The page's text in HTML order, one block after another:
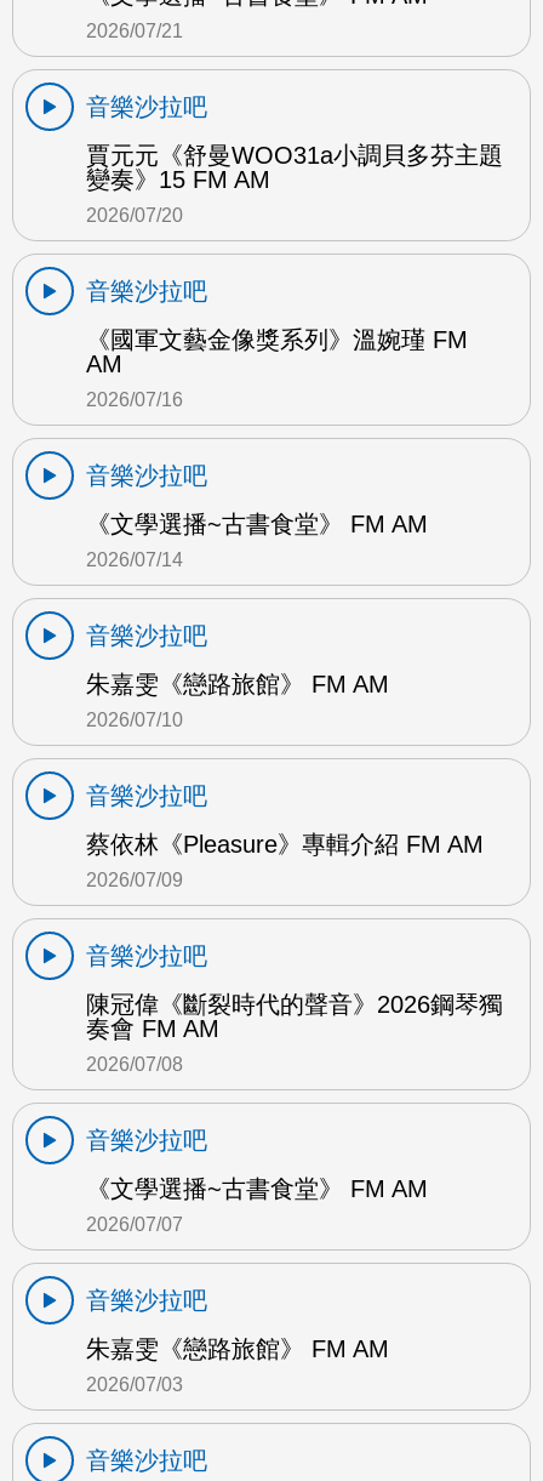
2026/07/21
音樂沙拉吧
賈元元《舒曼WOO31a小調貝多芬主題
變奏》15 FM AM
2026/07/20
音樂沙拉吧
《國軍文藝金像獎系列》溫婉瑾 FM
AM
2026/07/16
音樂沙拉吧
《文學選播~古書食堂》 FM AM
2026/07/14
音樂沙拉吧
朱嘉雯《戀路旅館》 FM AM
2026/07/10
音樂沙拉吧
蔡依林《Pleasure》專輯介紹 FM AM
2026/07/09
音樂沙拉吧
陳冠偉《斷裂時代的聲音》2026鋼琴獨
奏會 FM AM
2026/07/08
音樂沙拉吧
《文學選播~古書食堂》 FM AM
2026/07/07
音樂沙拉吧
朱嘉雯《戀路旅館》 FM AM
2026/07/03
音樂沙拉吧